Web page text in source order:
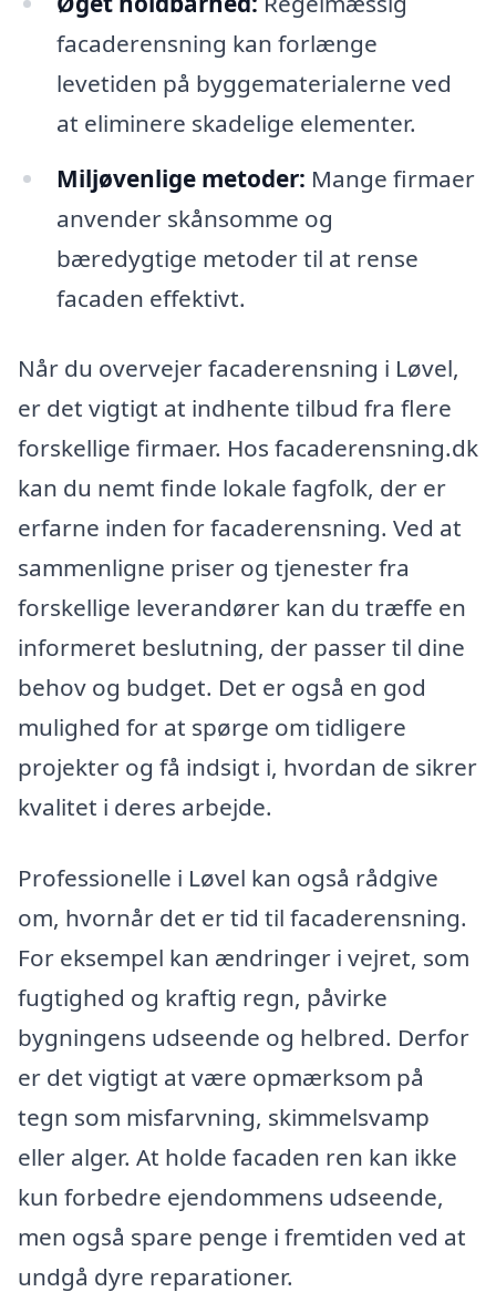
facaderensning kan forlænge
levetiden på byggematerialerne ved
at eliminere skadelige elementer.
Miljøvenlige metoder: Mange firmaer
anvender skånsomme og
bæredygtige metoder til at rense
facaden effektivt.
Når du overvejer facaderensning i Løvel,
er det vigtigt at indhente tilbud fra flere
forskellige firmaer. Hos facaderensning.dk
kan du nemt finde lokale fagfolk, der er
erfarne inden for facaderensning. Ved at
sammenligne priser og tjenester fra
forskellige leverandører kan du træffe en
informeret beslutning, der passer til dine
behov og budget. Det er også en god
mulighed for at spørge om tidligere
projekter og få indsigt i, hvordan de sikrer
kvalitet i deres arbejde.
Professionelle i Løvel kan også rådgive
om, hvornår det er tid til facaderensning.
For eksempel kan ændringer i vejret, som
fugtighed og kraftig regn, påvirke
bygningens udseende og helbred. Derfor
er det vigtigt at være opmærksom på
tegn som misfarvning, skimmelsvamp
eller alger. At holde facaden ren kan ikke
kun forbedre ejendommens udseende,
men også spare penge i fremtiden ved at
undgå dyre reparationer.